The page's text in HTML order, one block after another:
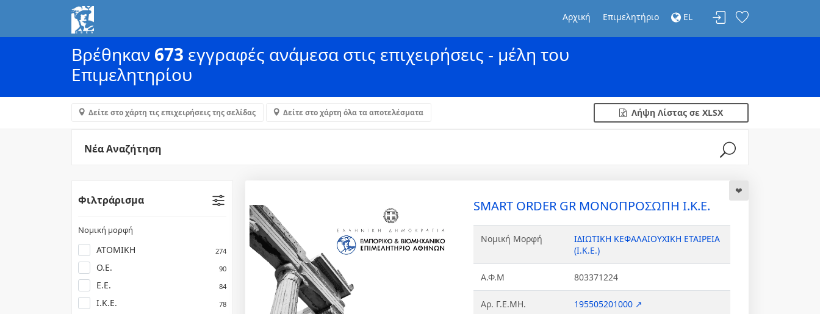
Αρχική Επιμελητήριο EL
Βρέθηκαν 673 εγγραφές ανάμεσα στις επιχειρήσεις - μέλη του
Επιμελητηρίου
Δείτε στο χάρτη τις επιχειρήσεις της σελίδας Δείτε στο χάρτη όλα τα αποτελέσματα Λήψη Λίστας σε XLSX
Νέα Αναζήτηση
Φιλτράρισμα
Νομική μορφή
ΑΤΟΜΙΚΗ 274
Ο.Ε. 90
Ε.Ε. 84
Ι.Κ.Ε. 78
SMART ORDER GR ΜΟΝΟΠΡΟΣΩΠΗ Ι.Κ.Ε.
Νομική Μορφή
ΙΔΙΩΤΙΚΗ ΚΕΦΑΛΑΙΟΥΧΙΚΗ ΕΤΑΙΡΕΙΑ
(Ι.Κ.Ε.)
Α.Φ.Μ 803371224
Αρ. Γ.Ε.ΜΗ. 195505201000 ↗